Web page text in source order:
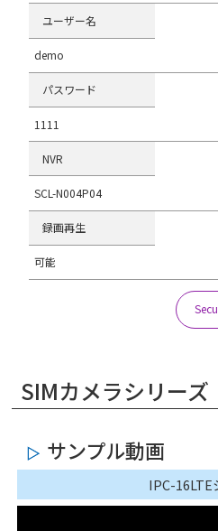
ユーザー名
demo
パスワード
1111
NVR
SCL-N004P04
録画再生
可能
SIMカメラシリーズ
サンプル動画
IPC-16LTE